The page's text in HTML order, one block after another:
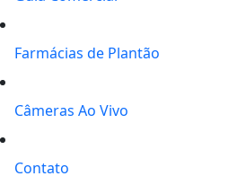
Farmácias de Plantão
Câmeras Ao Vivo
Contato